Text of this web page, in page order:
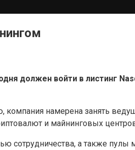
должен войти в листинг
намерена занять
и майнинговых
а также пулы